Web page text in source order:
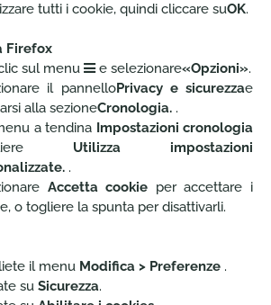
tutti i cookie, quindi cliccare suOK.
Firefox
sul menu
e selezionare«Opzioni».
il pannelloPrivacy e sicurezzae
alla sezioneCronologia. .
a tendina Impostazioni cronologia
Utilizza impostazioni
.
Accetta cookie per accettare i
o togliere la spunta per disattivarli.
il menu Modifica > Preferenze .
su Sicurezza.